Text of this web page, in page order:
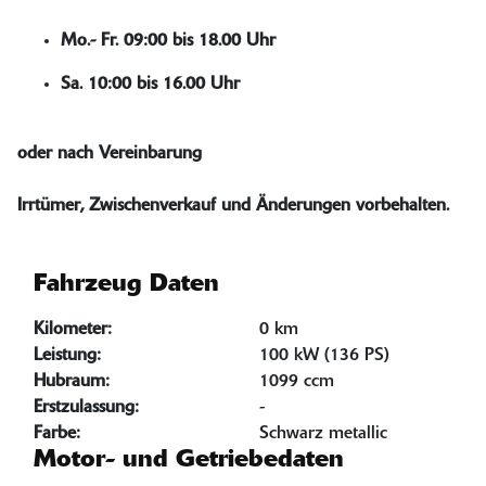
Mo.- Fr. 09:00 bis 18.00 Uhr
Sa. 10:00 bis 16.00 Uhr
oder nach Vereinbarung
Irrtümer, Zwischenverkauf und Änderungen vorbehalten.
Fahrzeug Daten
Kilometer:
0 km
Leistung:
100 kW (136 PS)
Hubraum:
1099 ccm
Erstzulassung:
-
Farbe:
Schwarz metallic
Motor- und Getriebedaten